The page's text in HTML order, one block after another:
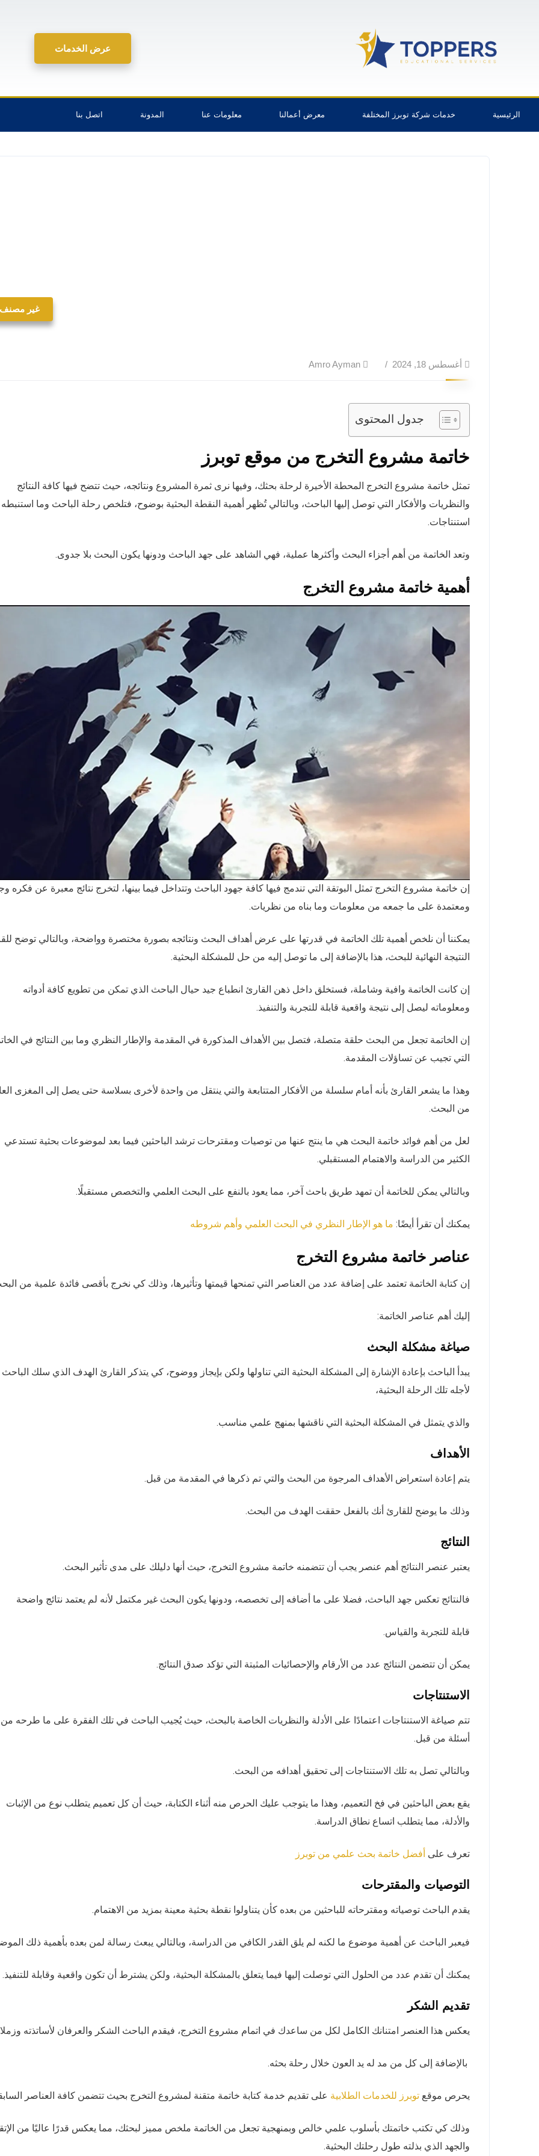
عرض الخدمات
الرئيسية خدمات شركة توبرز المختلفة معرض أعمالنا معلومات عنا المدونة اتصل بنا
غير
أغسطس 18, 2024 Amro Ayman
جدول المحتوى
خاتمة مشروع التخرج من موقع توبرز
تمثل خاتمة مشروع التخرج المحطة الأخيرة لرحلة بحثك، وفيها نرى ثمرة المشروع ونتائجه، حيث تتضح فيها كافة النتائج
والنظريات والأفكار التي توصل إليها الباحث، وبالتالي تُظهر أهمية النقطة البحثية بوضوح، فتلخص رحلة الباحث وما
استنتاجات.
وتعد الخاتمة من أهم أجزاء البحث وأكثرها عملية، فهي الشاهد على جهد الباحث ودونها يكون البحث بلا جدوى.
أهمية خاتمة مشروع التخرج
إن خاتمة مشروع التخرج تمثل البوتقة التي تندمج فيها كافة جهود الباحث وتتداخل فيما بينها، لتخرج نتائج معبرة عن فكره
ومعتمدة على ما جمعه من معلومات وما بناه من نظريات.
يمكننا أن نلخص أهمية تلك الخاتمة في قدرتها على عرض أهداف البحث ونتائجه بصورة مختصرة وواضحة، وبالتالي توضح
النتيجة النهائية للبحث، هذا بالإضافة إلى ما توصل إليه من حل للمشكلة البحثية.
إن كانت الخاتمة وافية وشاملة، فستخلق داخل ذهن القارئ انطباع جيد حيال الباحث الذي تمكن من تطويع كافة أدواته
ومعلوماته ليصل إلى نتيجة واقعية قابلة للتجربة والتنفيذ.
إن الخاتمة تجعل من البحث حلقة متصلة، فتصل بين الأهداف المذكورة في المقدمة والإطار النظري وما بين النتائج في
التي تجيب عن تساؤلات المقدمة.
وهذا ما يشعر القارئ بأنه أمام سلسلة من الأفكار المتتابعة والتي ينتقل من واحدة لأخرى بسلاسة حتى يصل إلى المغزى
من البحث.
لعل من أهم فوائد خاتمة البحث هي ما ينتج عنها من توصيات ومقترحات ترشد الباحثين فيما بعد لموضوعات بحثية تستدعي
الكثير من الدراسة والاهتمام المستقبلي.
وبالتالي يمكن للخاتمة أن تمهد طريق باحث آخر، مما يعود بالنفع على البحث العلمي والتخصص مستقبلًا.
يمكنك أن تقرأ أيضًا: ما هو الإطار النظري في البحث العلمي وأهم شروطه
عناصر خاتمة مشروع التخرج
إن كتابة الخاتمة تعتمد على إضافة عدد من العناصر التي تمنحها قيمتها وتأثيرها، وذلك كي نخرج بأقصى فائدة علمية من
إليك أهم عناصر الخاتمة:
صياغة مشكلة البحث
يبدأ الباحث بإعادة الإشارة إلى المشكلة البحثية التي تناولها ولكن بإيجاز ووضوح، كي يتذكر القارئ الهدف الذي سلك الباحث
لأجله تلك الرحلة البحثية،
والذي يتمثل في المشكلة البحثية التي ناقشها بمنهج علمي مناسب.
الأهداف
يتم إعادة استعراض الأهداف المرجوة من البحث والتي تم ذكرها في المقدمة من قبل.
وذلك ما يوضح للقارئ أنك بالفعل حققت الهدف من البحث.
النتائج
يعتبر عنصر النتائج أهم عنصر يجب أن تتضمنه خاتمة مشروع التخرج، حيث أنها دليلك على مدى تأثير البحث.
فالنتائج تعكس جهد الباحث، فضلا على ما أضافه إلى تخصصه، ودونها يكون البحث غير مكتمل لأنه لم يعتمد نتائج واضحة
قابلة للتجربة والقياس.
يمكن أن تتضمن النتائج عدد من الأرقام والإحصائيات المثبتة التي تؤكد صدق النتائج.
الاستنتاجات
تتم صياغة الاستنتاجات اعتمادًا على الأدلة والنظريات الخاصة بالبحث، حيث يُجيب الباحث في تلك الفقرة على ما طرحه من
أسئلة من قبل.
وبالتالي تصل به تلك الاستنتاجات إلى تحقيق أهدافه من البحث.
يقع بعض الباحثين في فخ التعميم، وهذا ما يتوجب عليك الحرص منه أثناء الكتابة، حيث أن كل تعميم يتطلب نوع من الإثبات
والأدلة، مما يتطلب اتساع نطاق الدراسة.
تعرف على أفضل خاتمة بحث علمي من توبرز
التوصيات والمقترحات
يقدم الباحث توصياته ومقترحاته للباحثين من بعده كأن يتناولوا نقطة بحثية معينة بمزيد من الاهتمام.
فيعبر الباحث عن أهمية موضوع ما لكنه لم يلق القدر الكافي من الدراسة، وبالتالي يبعث رسالة لمن بعده بأهمية ذلك
يمكنك أن تقدم عدد من الحلول التي توصلت إليها فيما يتعلق بالمشكلة البحثية، ولكن يشترط أن تكون واقعية وقابلة للتنفيذ.
تقديم الشكر
يعكس هذا العنصر امتنانك الكامل لكل من ساعدك في اتمام مشروع التخرج، فيقدم الباحث الشكر والعرفان لأساتذته
بالإضافة إلى كل من مد له يد العون خلال رحلة بحثه.
يحرص موقع توبرز للخدمات الطلابية على تقديم خدمة كتابة خاتمة متقنة لمشروع التخرج بحيث تتضمن كافة العناصر
وذلك كي تكتب خاتمتك بأسلوب علمي خالص وبمنهجية تجعل من الخاتمة ملخص مميز لبحثك، مما يعكس قدرًا عاليًا من
والجهد الذي بذلته طول رحلتك البحثية.